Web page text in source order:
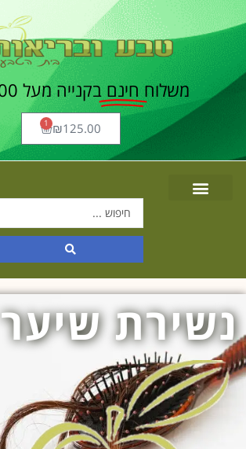
משלוח חינם בקנייה מעל 400 ש"ח
₪125.00
1
המרכזי,
באפשרותך
ללחוץ
אנטר
נשירת שיער